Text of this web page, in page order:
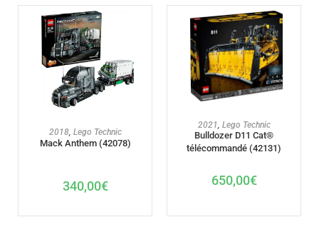
AJOUTER AU PANIER
2018, Lego Technic
Mack Anthem (42078)
340,00€
AJOUTER AU PANIER
2021, Lego Technic
Bulldozer D11 Cat®
télécommandé (42131)
650,00€